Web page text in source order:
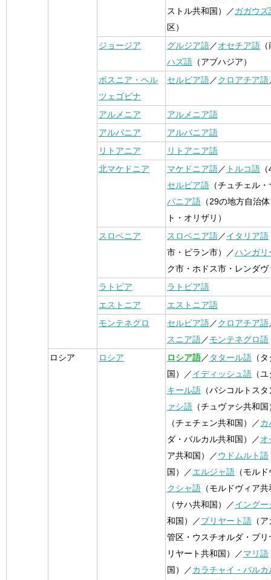
ストル共和国）／ガガウズ
区）
ジョージア
グルジア語／オセチア語
ハズ語 （アブハジア）
ボスニア・ヘル
ツェゴビナ
セルビア語／クロアチア語
アルメニア
アルメニア語
アルバニア
アルバニア語
リトアニア
リトアニア語
北マケドニア
マケドニア語／ トルコ語
セルビア語 （チュチェル
バニア語 （29の地方自治
ト・オリザリ）
スロベニア
スロベニア語／イタリア語
市・ピラン市）／ハンガリ
ク市・ホドス市・レンダヴ
ラトビア
ラトビア語
エストニア
エストニア語
モンテネグロ
セルビア語／クロアチア語
スニア語／モンテネグロ語
ロシア
ロシア ロシア語／ タタール語 （
国）／イディッシュ語 （
キール語 （バシコルトス
ァシ語 （チュヴァシ共和
（チェチェン共和国）／カ
ダ・バルカル共和国）／オ
ア共和国）／ウドムルト語
国）／エルジャ語 （モル
クシャ語 （モルドヴィア
（サハ共和国）／イングー
和国）／ブリヤート語 （
管区・ウスチオルダ・ブ
リヤート共和国）／マリ語
国）／カラチャイ・バルカ